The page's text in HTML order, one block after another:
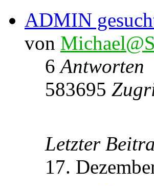
ADMIN
von
6Antworten
583695
Letzter
17.